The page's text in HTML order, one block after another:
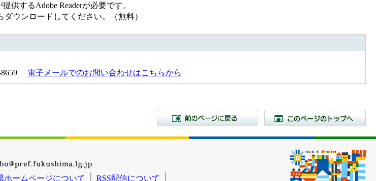
供するAdobe Readerが必要です。
ウンロードしてください。（無料）
8659 電子メールでのお問い合わせはこちらから
前のページに戻る
ホームページについて RSS配信について